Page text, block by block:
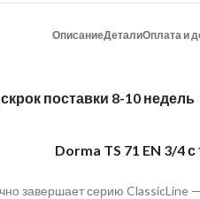
ОписаниеДеталиОплата и
поставки 8-10 недель
Dorma TS 71 EN 3/4 с
завершает серию ClassicLine —